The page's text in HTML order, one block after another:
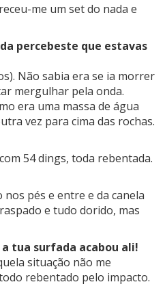
me um set do nada e
percebeste que estavas
Não sabia era se ia morrer
mergulhar pela onda.
era uma massa de água
vez para cima das rochas.
54 dings, toda rebentada.
pés e entre e da canela
e tudo dorido, mas
a tua surfada acabou ali!
situação não me
rebentado pelo impacto.